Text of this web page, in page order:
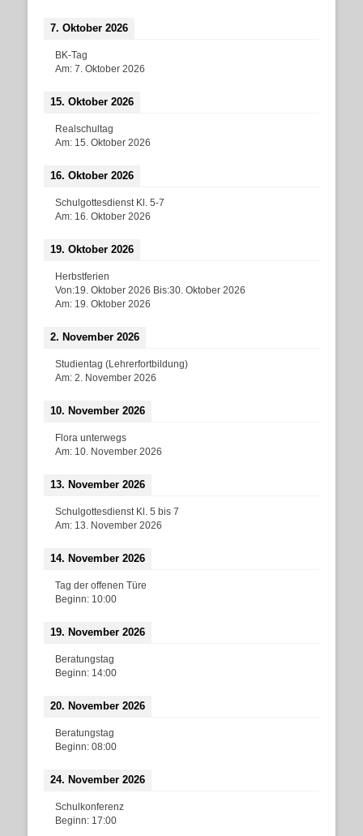
7. Oktober 2026
BK-Tag
Am: 7. Oktober 2026
15. Oktober 2026
Realschultag
Am: 15. Oktober 2026
16. Oktober 2026
Schulgottesdienst Kl. 5-7
Am: 16. Oktober 2026
19. Oktober 2026
Herbstferien
Von:19. Oktober 2026 Bis:30. Oktober 2026
Am: 19. Oktober 2026
2. November 2026
Studientag (Lehrerfortbildung)
Am: 2. November 2026
10. November 2026
Flora unterwegs
Am: 10. November 2026
13. November 2026
Schulgottesdienst Kl. 5 bis 7
Am: 13. November 2026
14. November 2026
Tag der offenen Türe
Beginn: 10:00
19. November 2026
Beratungstag
Beginn: 14:00
20. November 2026
Beratungstag
Beginn: 08:00
24. November 2026
Schulkonferenz
Beginn: 17:00